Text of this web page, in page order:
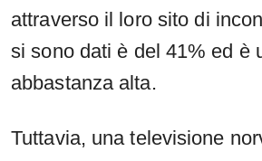
attraverso il loro sito di
si sono dati è del 41% ed è
abbastanza alta.
Tuttavia, una televisione